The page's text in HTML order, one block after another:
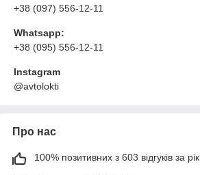
+38 (097) 556-12-11
Whatsapp:
+38 (095) 556-12-11
Instagram
@avtolokti
Про нас
100% позитивних з 603 відгуків за рік